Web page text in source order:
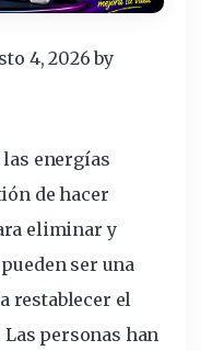
4, 2026 by
energías
de hacer
eliminar y
pueden ser una
restablecer el
personas han